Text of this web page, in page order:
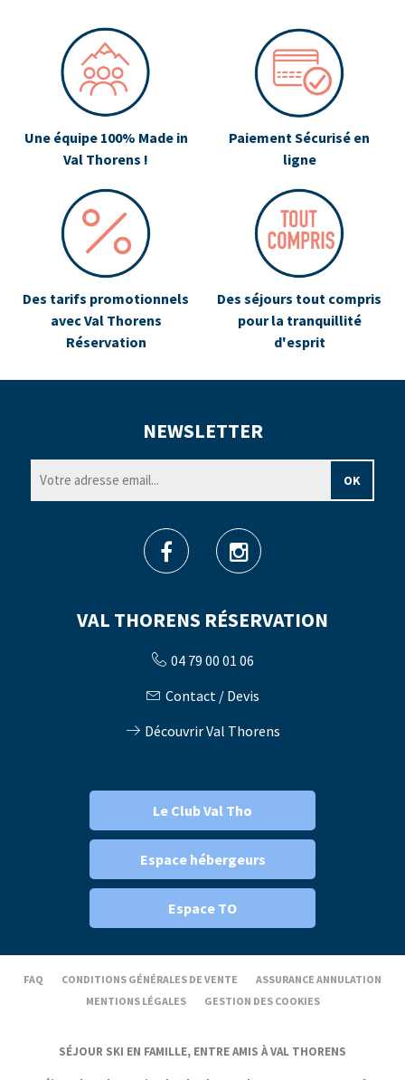
Une équipe 100% Made in
Val Thorens !
Paiement Sécurisé en
ligne
Des tarifs promotionnels
avec Val Thorens
Réservation
Des séjours tout compris
pour la tranquillité
d'esprit
VAL THORENS RÉSERVATION
04 79 00 01 06
Contact / Devis
Découvrir Val Thorens
NEWSLETTER
Le Club Val Tho
Espace hébergeurs
Espace TO
FAQ CONDITIONS GÉNÉRALES DE VENTE
ASSURANCE ANNULATION
MENTIONS LÉGALES
GESTION DES COOKIES
SÉJOUR SKI EN FAMILLE, ENTRE AMIS À VAL THORENS